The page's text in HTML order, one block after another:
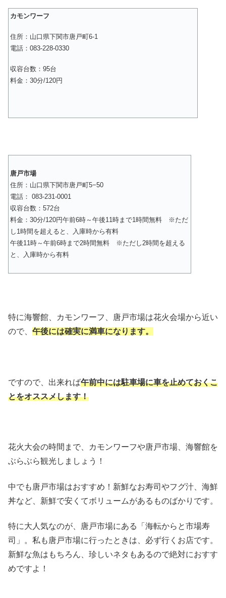
カモンワーフ
住所：山口県下関市唐戸町6-1
電話：083-228-0330
収容台数：95台
料金：30分/120円
唐戸市場
住所：山口県下関市唐戸町5−50
電話： 083-231-0001
収容台数：572台
料金：30分/120円午前6時～午後11時まで1時間無料
※ただ
し1時間を超えると、入庫時から有料
午後11時～午前6時まで2時間無料
※ただし2時間を超える
と、入庫時から有料
特に海響館、カモンワーフ、唐戸市場は花火会場から近い
ので、 午後には確実に満車になります。
ですので、出来れば午前中には駐車場に車を止めておくこ
とをオススメします！
花火大会の時間まで、カモンワーフや唐戸市場、海響館を
ぶらぶら観光しましょう！
中でも唐戸市場はおすすめ！新鮮なお寿司やフグ汁、海鮮
丼など、新鮮で安くてボリュームがあるものばかりです。
特に大人気なのが、唐戸市場にある「海転からと市場寿
司」。私も唐戸市場に行ったときは、必ず行くお店です。
新鮮な魚はもちろん、珍しいネタもあるので絶対におすす
めですよ！